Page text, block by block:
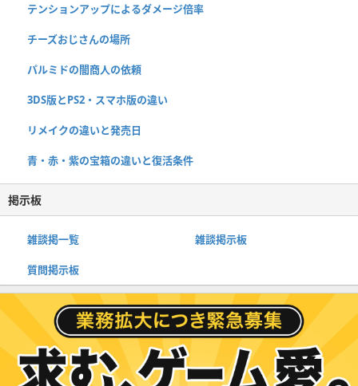
テンションアップによるダメージ倍率
チーズおじさんの場所
パルミドの闇商人の依頼
3DS版とPS2・スマホ版の違い
リメイクの違いと発売日
青・赤・紫の宝箱の違いと復活条件
掲示板
雑談掲一覧 雑談掲示板
質問掲示板